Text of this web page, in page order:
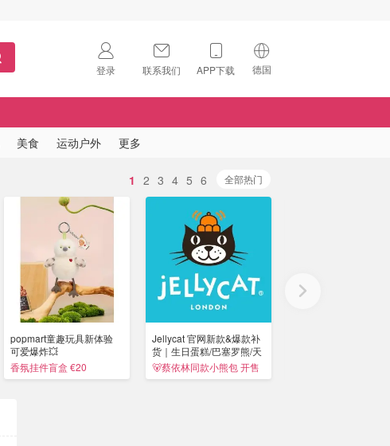
登录 联系我们 APP下载
扫码下载 App
Download on the
App Store
Download the
Android App
德国
🇺🇸
🇨🇦加拿大
🇬🇧英国
🇩🇪德国
🇫🇷法国
🇮🇹意大利
🇦🇺澳洲
🇳🇿新西兰
美食 运动户外 更多
popmart童趣玩具新体验
可爱爆炸💥
香氛挂件盲盒 €20
Jellycat 官网新款&爆款补
货｜生日蛋糕/巴塞罗熊/天
空龙
🐻蔡依林同款小熊包 开售
1 2 3 4 5 6 全部热门